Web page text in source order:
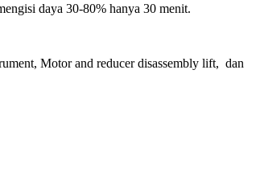
daya 30-80% hanya 30 menit.
Motor and reducer disassembly lift, dan